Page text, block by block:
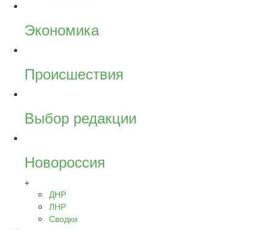
Экономика
Происшествия
Выбор редакции
Новороссия
+
ДНР
ЛНР
Сводки